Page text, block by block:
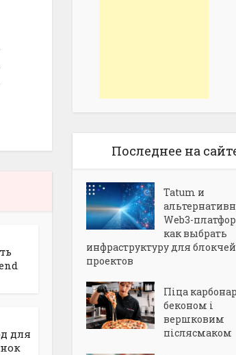
для
Последнее на
Tatum и
Web3-
как выбрать
инфраструктуру для
проектов
Піца
беконом і
вершковим
післясмаком